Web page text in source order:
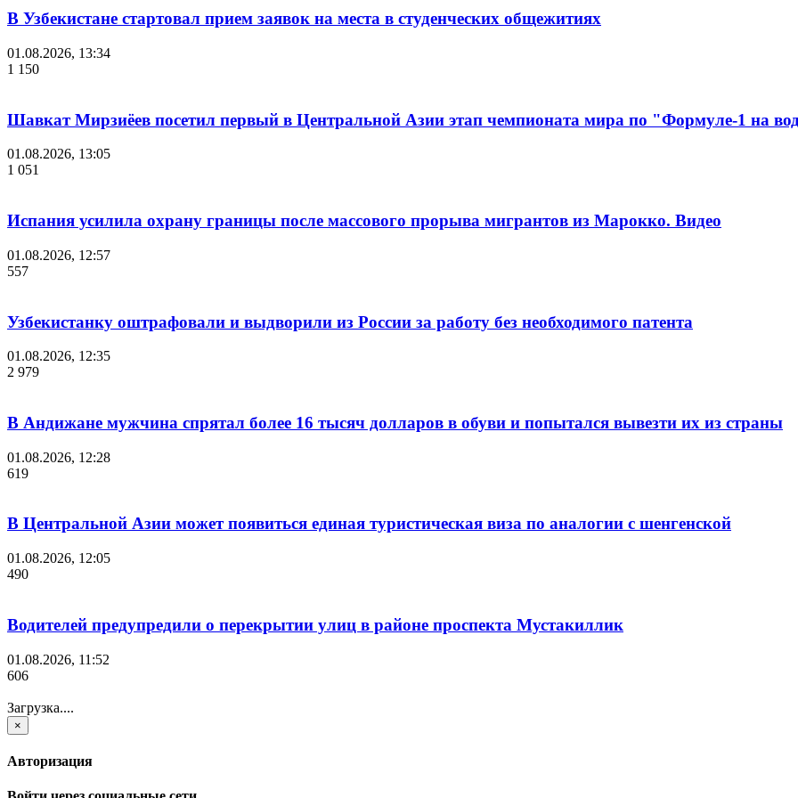
В Узбекистане стартовал прием заявок на места в студенческих общежитиях
01.08.2026, 13:34
1 150
Шавкат Мирзиёев посетил первый в Центральной Азии этап чемпионата мира по "Формуле-1 на
01.08.2026, 13:05
1 051
Испания усилила охрану границы после массового прорыва мигрантов из Марокко. Видео
01.08.2026, 12:57
557
Узбекистанку оштрафовали и выдворили из России за работу без необходимого патента
01.08.2026, 12:35
2 979
В Андижане мужчина спрятал более 16 тысяч долларов в обуви и попытался вывезти их из страны
01.08.2026, 12:28
619
В Центральной Азии может появиться единая туристическая виза по аналогии с шенгенской
01.08.2026, 12:05
490
Водителей предупредили о перекрытии улиц в районе проспекта Мустакиллик
01.08.2026, 11:52
606
Загрузка....
×
Авторизация